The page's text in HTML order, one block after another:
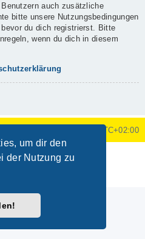
um dir den
der Nutzung zu
auch zusätzliche
bitte unsere Nutzungsbedingungen
du dich registrierst. Bitte
wenn du dich in diesem
UTC+02:00
Software © phpBB Limited
phpBB.de